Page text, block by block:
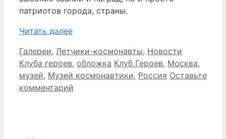
патриотов города, страны.
Читать далее
Рубрики
Галереи, Летчики-космонавты, Новости
Клуба героев, обложка Метки
Клуб Героев, Москва,
музей, Музей космонавтики, Россия Оставьте
комментарий